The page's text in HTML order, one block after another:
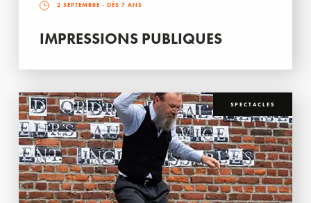
2 SEPTEMBRE - DÈS 7 ANS
IMPRESSIONS PUBLIQUES
SPECTACLES